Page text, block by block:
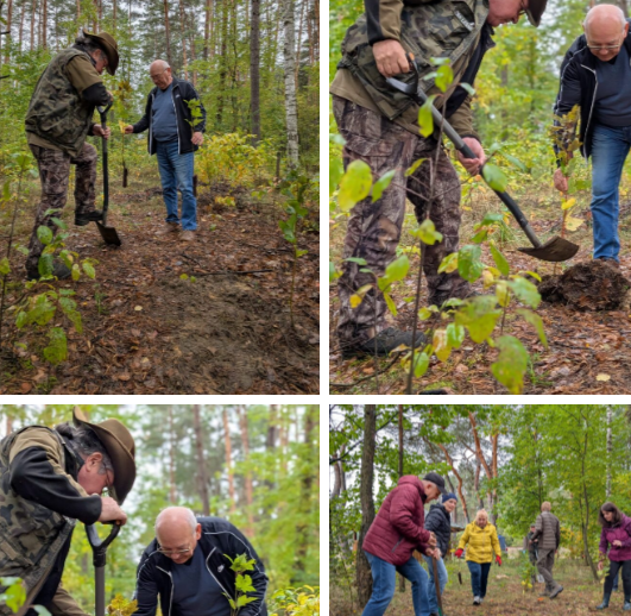
Brak podpisu Brak podpisu
Brak podpisu